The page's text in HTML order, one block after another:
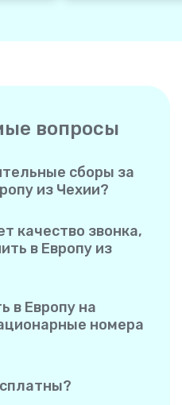
вопросы
сборы за
из Чехии?
поэтому вы платите
Никаких
или платы за
качество звонка,
в Европу из
что вы
в одном
находится на другом
в Европу на
номера
поэтому вы